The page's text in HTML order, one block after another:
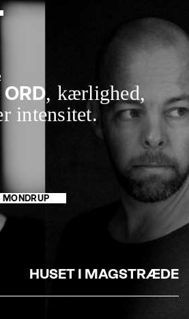
, kærlighed,
intensitet.
MONDRUP
HUSET I MAGSTRÆDE